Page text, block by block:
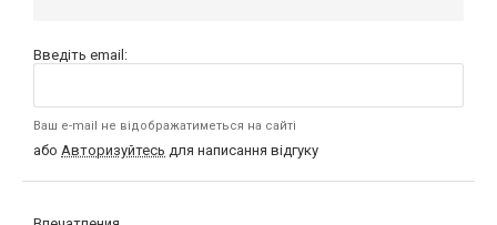
Введіть email:
Ваш e-mail не відображатиметься на сайті
або Авторизуйтесь для написання відгуку